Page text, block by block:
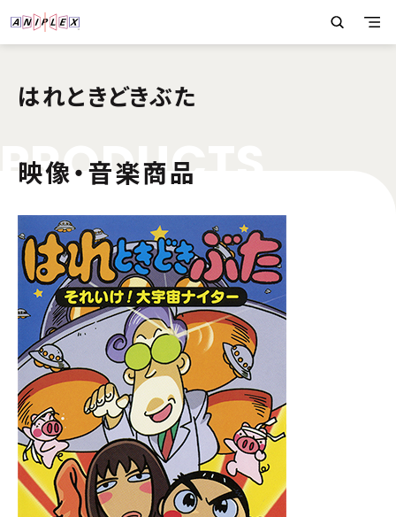
はれときどきぶた
PRODUC
映像・音楽商品